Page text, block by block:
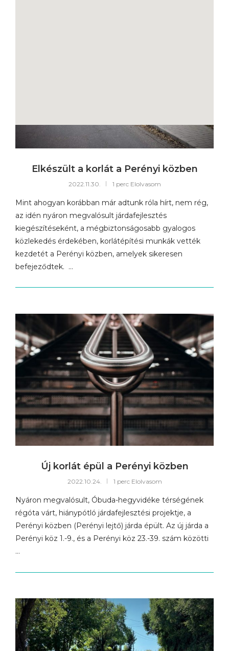
Elkészült a korlát a Perényi közben
2022.11.30. 1 perc Elolvasom
Mint ahogyan korábban már adtunk róla hírt, nem rég,
az idén nyáron megvalósult járdafejlesztés
kiegészítéseként, a mégbiztonságosabb gyalogos
közlekedés érdekében, korlátépítési munkák vették
kezdetét a Perényi közben, amelyek sikeresen
befejeződtek. …
Új korlát épül a Perényi közben
2022.10.24. 1 perc Elolvasom
Nyáron megvalósult, Óbuda-hegyvidéke térségének
régóta várt, hiánypótló járdafejlesztési projektje, a
Perényi közben (Perényi lejtő) járda épült. Az új járda a
Perényi köz 1.-9., és a Perényi köz 23.-39. szám közötti
…